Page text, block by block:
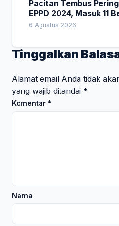
Pacitan Tembus
EPPD 2024, Masuk 11
6 Agustus 2026
Tinggalkan
Alamat email Anda tidak
yang wajib ditandai *
Komentar *
Nama